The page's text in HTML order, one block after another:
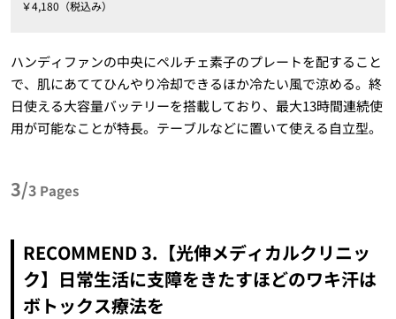
￥4,180（税込み）
ハンディファンの中央にペルチェ素子のプレートを配すること
で、肌にあててひんやり冷却できるほか冷たい風で涼める。終
日使える大容量バッテリーを搭載しており、最大13時間連続使
用が可能なことが特長。テーブルなどに置いて使える自立型。
3/3 Pages
RECOMMEND 3.【光伸メディカルクリニッ
ク】日常生活に支障をきたすほどのワキ汗は
ボトックス療法を